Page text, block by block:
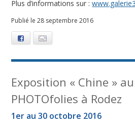
0
1
6
Plus d’informations sur :
Publié le 28 septembre 2016
Facebook
Exposition « Chine »
PHOTOfolies à Rodez
1er au 30 octobre 2016